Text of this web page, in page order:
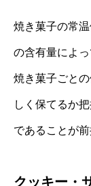
焼き菓子の常
の含有量によ
焼き菓子ごと
しく保てるか
であることが前
クッキー・